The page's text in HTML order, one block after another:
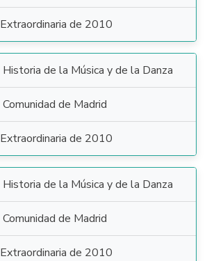
Extraordinaria de 2010
Historia de la Música y de la Danza
Comunidad de Madrid
Extraordinaria de 2010
Historia de la Música y de la Danza
Comunidad de Madrid
Extraordinaria de 2010